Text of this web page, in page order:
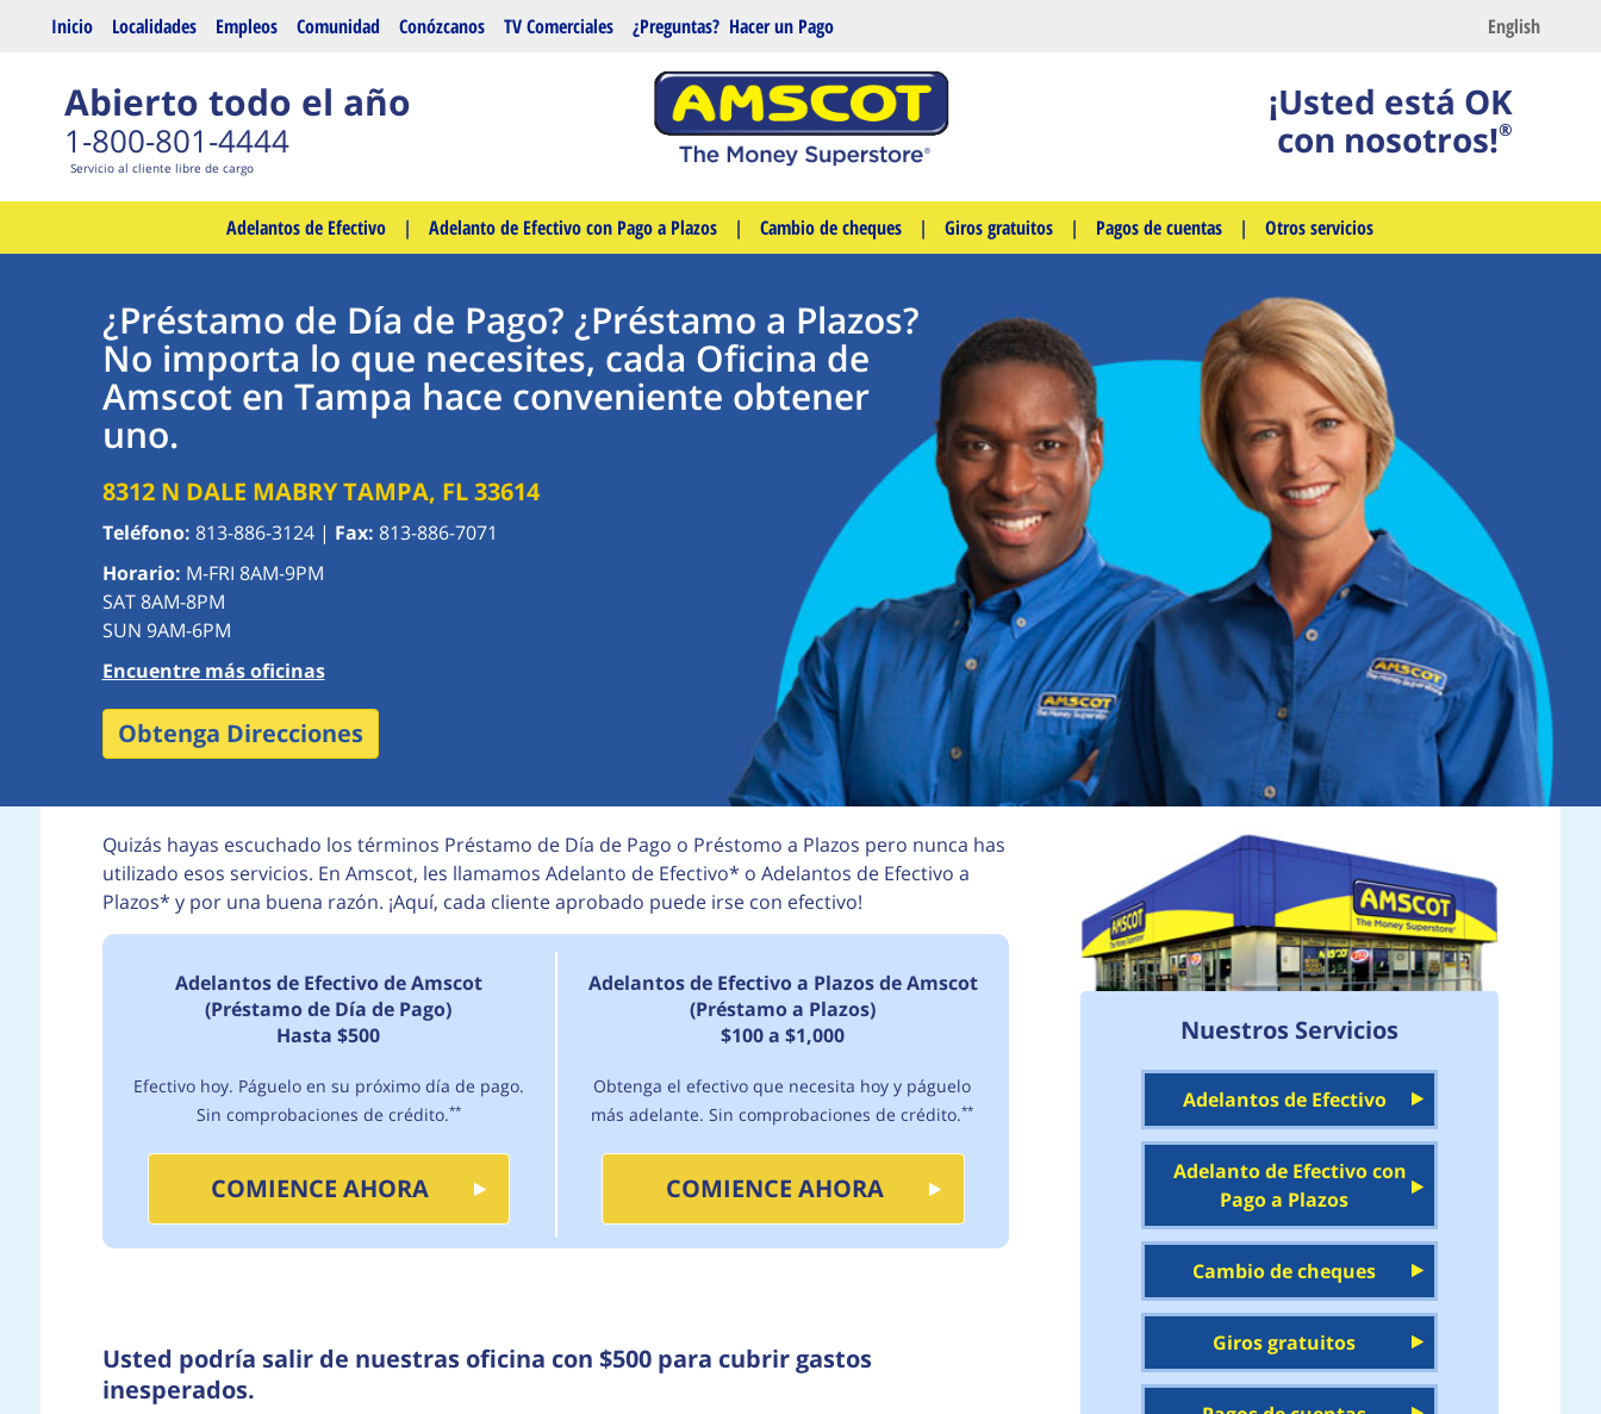
Saltar al contenido principal English
Inicio Localidades Empleos Comunidad Conózcanos TV Comerciales ¿Preguntas? Hacer un Pago
Abierto todo el año
1-800-801-4444
Servicio al cliente libre de cargo
¡Usted está OK
con nosotros!®
Adelantos de Efectivo | Adelanto de Efectivo con Pago a Plazos | Cambio de cheques | Giros gratuitos | Pagos de cuentas | Otros servicios
¿Préstamo de Día de Pago? ¿Préstamo a Plazos?
No importa lo que necesites, cada Oficina de
Amscot en Tampa hace conveniente obtener
uno.
8312 N DALE MABRY TAMPA, FL 33614
Teléfono: 813-886-3124 | Fax: 813-886-7071
Horario: M-FRI 8AM-9PM
SAT 8AM-8PM
SUN 9AM-6PM
Encuentre más oficinas
Obtenga Direcciones
Quizás hayas escuchado los términos Préstamo de Día de Pago o Préstomo a Plazos pero nunca has
utilizado esos servicios. En Amscot, les llamamos Adelanto de Efectivo* o Adelantos de Efectivo a
Plazos* y por una buena razón. ¡Aquí, cada cliente aprobado puede irse con efectivo!
Adelantos de Efectivo de Amscot
(Préstamo de Día de Pago)
Hasta $500
Efectivo hoy. Páguelo en su próximo día de pago.
Sin comprobaciones de crédito.**
COMIENCE AHORA
Adelantos de Efectivo a Plazos de Amscot
(Préstamo a Plazos)
$100 a $1,000
Obtenga el efectivo que necesita hoy y páguelo
más adelante. Sin comprobaciones de crédito.**
COMIENCE AHORA
Usted podría salir de nuestras oficina con $500 para cubrir gastos
inesperados.
Nuestros Servicios
Adelantos de Efectivo
Adelanto de Efectivo con
Pago a Plazos
Cambio de cheques
Giros gratuitos